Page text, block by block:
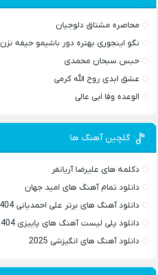
محاصره مشتاق دلوجیان
نگو اینجوری بهتره دور باشیمو حیفه نزن
حبس سبحان محمدی
عشق ابدی روح الله کرمی
الوعده وفا ابی عالی
گلچین آهنگ ها
دکلمه های علیرضا آریانفر
دانلود تمام آهنگ های امید جهان
دانلود آهنگ های برتر علی احمدیانی 1404
دانلود پلی لیست آهنگ های پاییزی 1404
دانلود آهنگ های انگیزشی 2025